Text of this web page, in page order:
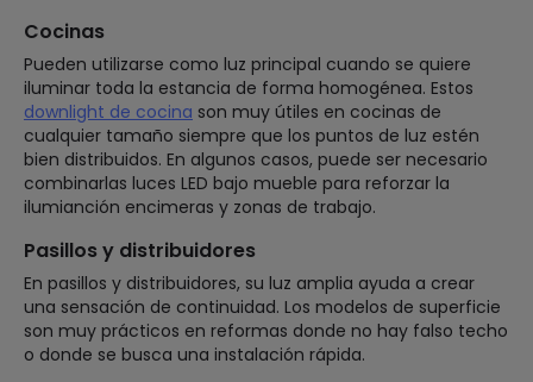
Cocinas
Pueden utilizarse como luz principal cuando se quiere
iluminar toda la estancia de forma homogénea. Estos
downlight de cocina son muy útiles en cocinas de
cualquier tamaño siempre que los puntos de luz estén
bien distribuidos. En algunos casos, puede ser necesario
combinarlas luces LED bajo mueble para reforzar la
ilumianción encimeras y zonas de trabajo.
Pasillos y distribuidores
En pasillos y distribuidores, su luz amplia ayuda a crear
una sensación de continuidad. Los modelos de superficie
son muy prácticos en reformas donde no hay falso techo
o donde se busca una instalación rápida.